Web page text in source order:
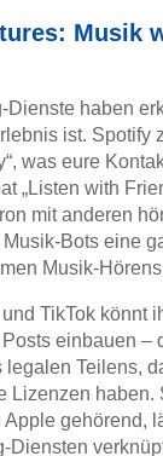
Musik
Dienste haben
ist. Spotify
was eure
„Listen with
mit anderen
Musik-Bots eine
Musik-
TikTok könnt
einbauen –
legalen Teilens,
Lizenzen haben.
gehörend,
Diensten